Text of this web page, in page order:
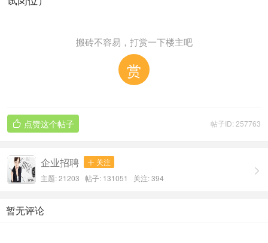
搬砖不容易，打赏一下楼主吧
赏
帖子ID: 257763
 点赞这个帖子

企业招聘  关注
主题: 21203 帖子: 131051 关注:394
暂无评论